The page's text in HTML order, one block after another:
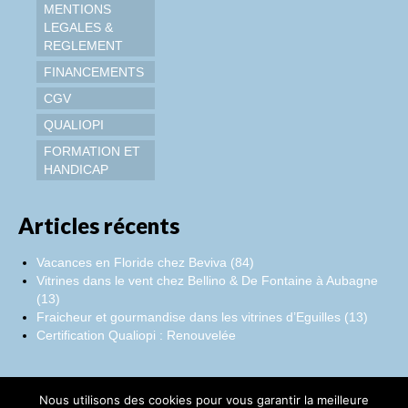
MENTIONS
LEGALES &
REGLEMENT
FINANCEMENTS
CGV
QUALIOPI
FORMATION ET
HANDICAP
Articles récents
Vacances en Floride chez Beviva (84)
Vitrines dans le vent chez Bellino & De Fontaine à Aubagne
(13)
Fraicheur et gourmandise dans les vitrines d’Eguilles (13)
Certification Qualiopi : Renouvelée
Nous utilisons des cookies pour vous garantir la meilleure